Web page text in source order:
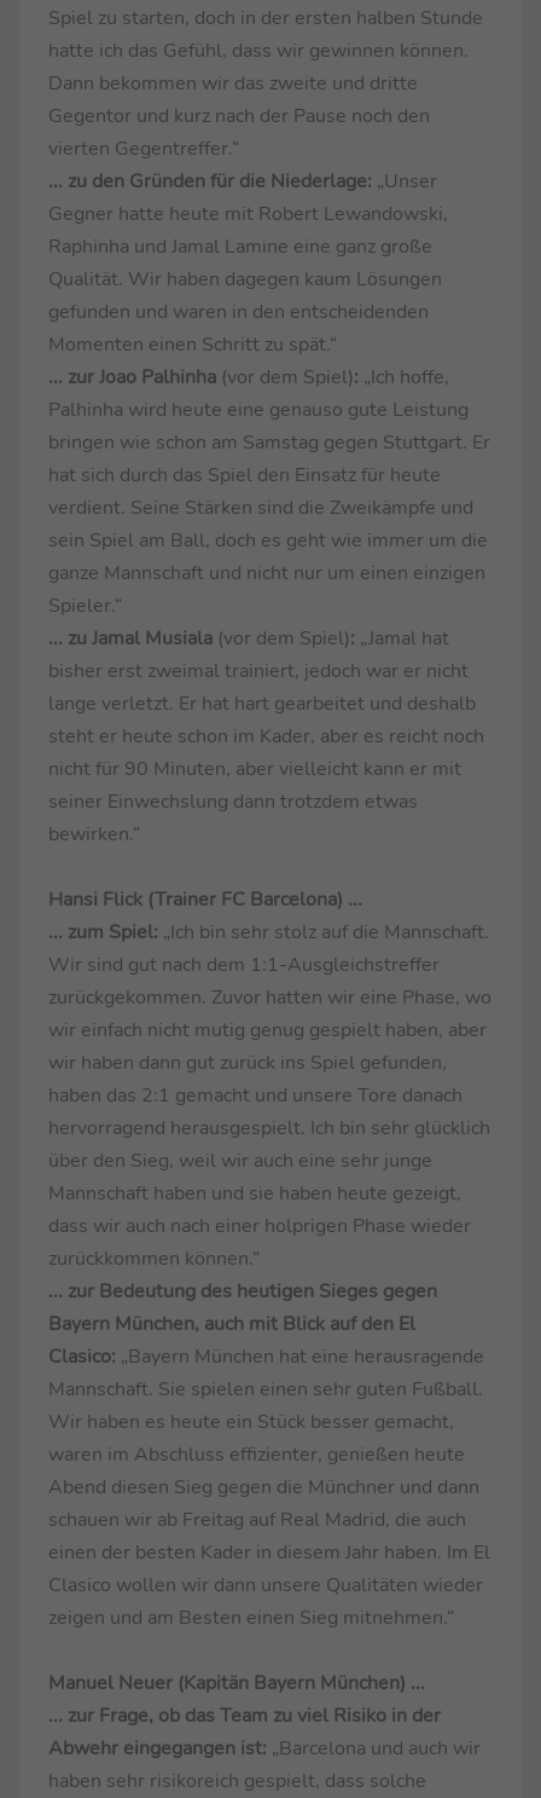
Spiel zu starten, doch in der ersten halben Stunde
hatte ich das Gefühl, dass wir gewinnen können.
Dann bekommen wir das zweite und dritte
Gegentor und kurz nach der Pause noch den
vierten Gegentreffer.“
... zu den Gründen für die Niederlage: „Unser
Gegner hatte heute mit Robert Lewandowski,
Raphinha und Jamal Lamine eine ganz große
Qualität. Wir haben dagegen kaum Lösungen
gefunden und waren in den entscheidenden
Momenten einen Schritt zu spät.“
... zur Joao Palhinha (vor dem Spiel): „Ich hoffe,
Palhinha wird heute eine genauso gute Leistung
bringen wie schon am Samstag gegen Stuttgart. Er
hat sich durch das Spiel den Einsatz für heute
verdient. Seine Stärken sind die Zweikämpfe und
sein Spiel am Ball, doch es geht wie immer um die
ganze Mannschaft und nicht nur um einen einzigen
Spieler.“
... zu Jamal Musiala (vor dem Spiel): „Jamal hat
bisher erst zweimal trainiert, jedoch war er nicht
lange verletzt. Er hat hart gearbeitet und deshalb
steht er heute schon im Kader, aber es reicht noch
nicht für 90 Minuten, aber vielleicht kann er mit
seiner Einwechslung dann trotzdem etwas
bewirken.“
Hansi Flick (Trainer FC Barcelona) ...
... zum Spiel: „Ich bin sehr stolz auf die Mannschaft.
Wir sind gut nach dem 1:1-Ausgleichstreffer
zurückgekommen. Zuvor hatten wir eine Phase, wo
wir einfach nicht mutig genug gespielt haben, aber
wir haben dann gut zurück ins Spiel gefunden,
haben das 2:1 gemacht und unsere Tore danach
hervorragend herausgespielt. Ich bin sehr glücklich
über den Sieg, weil wir auch eine sehr junge
Mannschaft haben und sie haben heute gezeigt,
dass wir auch nach einer holprigen Phase wieder
zurückkommen können.“
... zur Bedeutung des heutigen Sieges gegen
Bayern München, auch mit Blick auf den El
Clasico: „Bayern München hat eine herausragende
Mannschaft. Sie spielen einen sehr guten Fußball.
Wir haben es heute ein Stück besser gemacht,
waren im Abschluss effizienter, genießen heute
Abend diesen Sieg gegen die Münchner und dann
schauen wir ab Freitag auf Real Madrid, die auch
einen der besten Kader in diesem Jahr haben. Im El
Clasico wollen wir dann unsere Qualitäten wieder
zeigen und am Besten einen Sieg mitnehmen.“
Manuel Neuer (Kapitän Bayern München) ...
... zur Frage, ob das Team zu viel Risiko in der
Abwehr eingegangen ist: „Barcelona und auch wir
haben sehr risikoreich gespielt, dass solche